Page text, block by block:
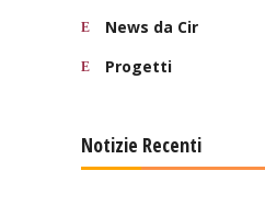
News da Cir
Progetti
Notizie Recenti